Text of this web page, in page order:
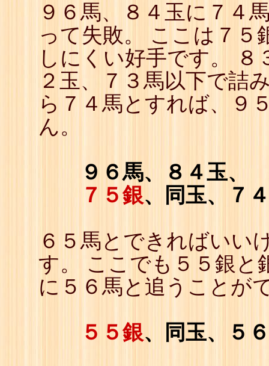
９６馬、８４玉に７４
って失敗。 ここは７５
しにくい好手です。 ８
２玉、７３馬以下で詰
ら７４馬とすれば、９
ん。
９６馬、８４玉、
７５銀、同玉、７
６５馬とできればいい
す。 ここでも５５銀と
に５６馬と追うことが
５５銀、同玉、５